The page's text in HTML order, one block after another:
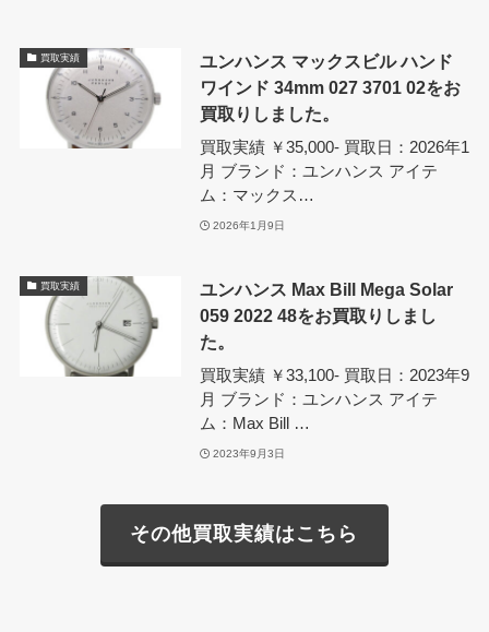
買取実績
ユンハンス マックスビル ハンド
ワインド 34mm 027 3701 02をお
買取りしました。
買取実績 ￥35,000- 買取日：2026年1
月 ブランド：ユンハンス アイテ
ム：マックス…
2026年1月9日
買取実績
ユンハンス Max Bill Mega Solar
059 2022 48をお買取りしまし
た。
買取実績 ￥33,100- 買取日：2023年9
月 ブランド：ユンハンス アイテ
ム：Max Bill …
2023年9月3日
その他買取実績はこちら